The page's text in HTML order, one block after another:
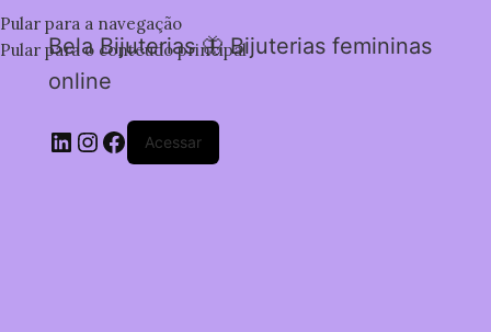
Pular para a navegação
Pular para o conteúdo principal
Bela Bijuterias 🦋 Bijuterias femininas
online
Acessar